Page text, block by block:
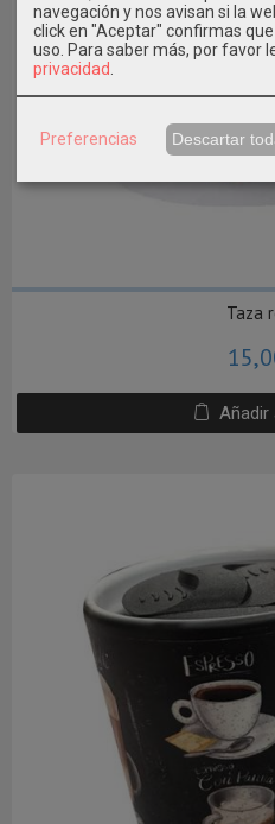
Taza
Añadir
navegación y nos avisan si la
click en "Aceptar" confirmas
uso. Para saber más, por favor
privacidad
Preferencias Descartar